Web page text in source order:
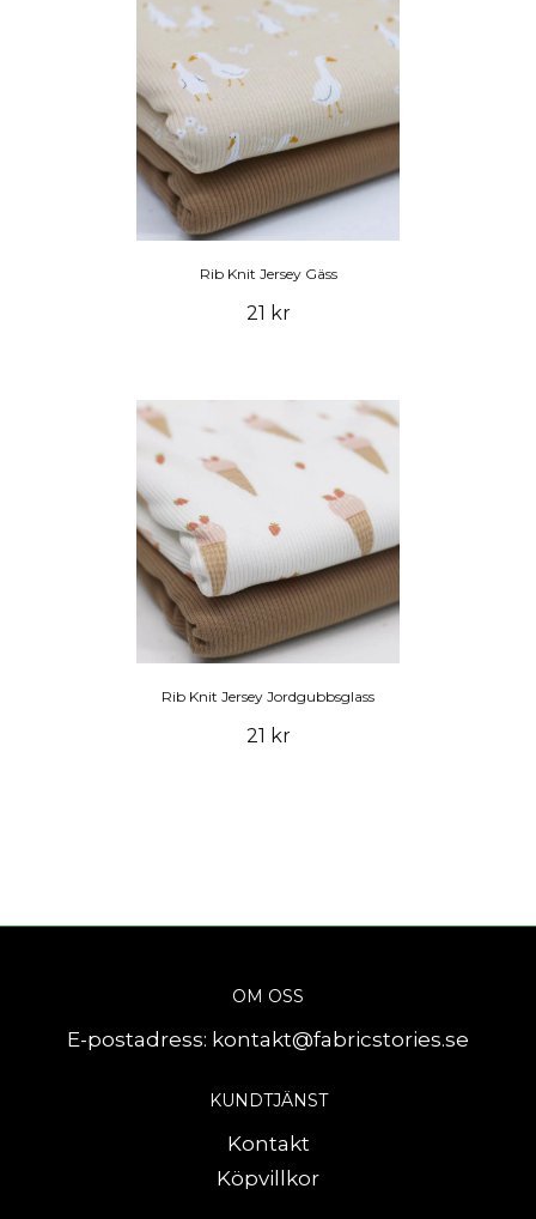
Rib Knit Jersey Gäss
21 kr
Rib Knit Jersey Jordgubbsglass
21 kr
OM OSS
E-postadress: kontakt@fabricstories.se
KUNDTJÄNST
Kontakt
Köpvillkor